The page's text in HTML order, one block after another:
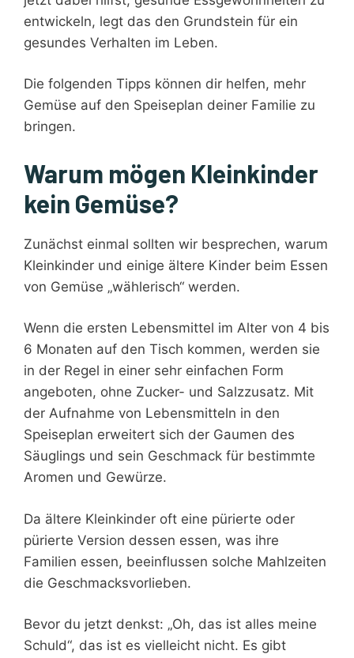
entwickeln, legt das den Grundstein für ein
gesundes Verhalten im Leben.
Die folgenden Tipps können dir helfen, mehr
Gemüse auf den Speiseplan deiner Familie zu
bringen.
Warum mögen Kleinkinder
kein Gemüse?
Zunächst einmal sollten wir besprechen, warum
Kleinkinder und einige ältere Kinder beim Essen
von Gemüse „wählerisch“ werden.
Wenn die ersten Lebensmittel im Alter von 4 bis
6 Monaten auf den Tisch kommen, werden sie
in der Regel in einer sehr einfachen Form
angeboten, ohne Zucker- und Salzzusatz. Mit
der Aufnahme von Lebensmitteln in den
Speiseplan erweitert sich der Gaumen des
Säuglings und sein Geschmack für bestimmte
Aromen und Gewürze.
Da ältere Kleinkinder oft eine pürierte oder
pürierte Version dessen essen, was ihre
Familien essen, beeinflussen solche Mahlzeiten
die Geschmacksvorlieben.
Bevor du jetzt denkst: „Oh, das ist alles meine
Schuld“, das ist es vielleicht nicht. Es gibt